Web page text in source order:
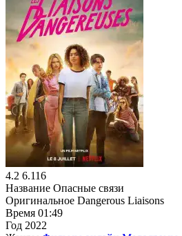
4.2 6.116
Название Опасные связи
Оригинальное Dangerous Liaisons
Время 01:49
Год 2022